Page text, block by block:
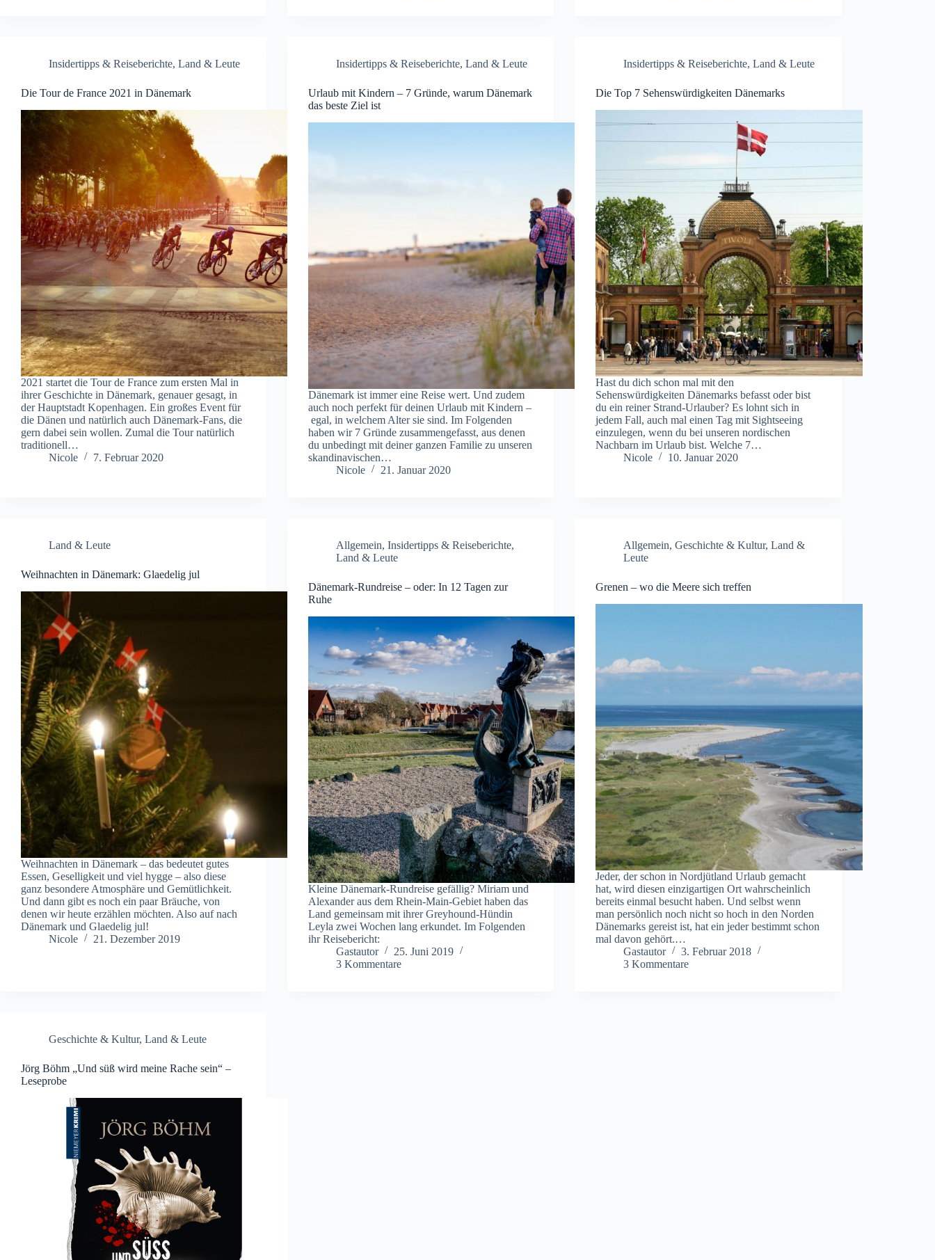
Insidertipps & Reiseberichte, Land & Leute
Die Tour de France 2021 in Dänemark
2021 startet die Tour de France zum ersten Mal in
ihrer Geschichte in Dänemark, genauer gesagt, in
der Hauptstadt Kopenhagen. Ein großes Event für
die Dänen und natürlich auch Dänemark-Fans, die
gern dabei sein wollen. Zumal die Tour natürlich
traditionell…
Nicole
7. Februar 2020
Insidertipps & Reiseberichte,Land & Leute
Urlaub mit Kindern – 7 Gründe, warum Dänemark
das beste Ziel ist
Dänemark ist immer eine Reise wert. Und zudem
auch noch perfekt für deinen Urlaub mit Kindern –
egal, in welchem Alter sie sind. Im Folgenden
haben wir 7 Gründe zusammengefasst, aus denen
du unbedingt mit deiner ganzen Familie zu unseren
skandinavischen…
Nicole
21. Januar 2020
Insidertipps & Reiseberichte,Land & Leute
Die Top 7 Sehenswürdigkeiten Dänemarks
Hast du dich schon mal mit den
Sehenswürdigkeiten Dänemarks befasst oder bist
du ein reiner Strand-Urlauber? Es lohnt sich in
jedem Fall, auch mal einen Tag mit Sightseeing
einzulegen, wenn du bei unseren nordischen
Nachbarn im Urlaub bist. Welche 7…
Nicole
10. Januar 2020
Land & Leute
Weihnachten in Dänemark: Glaedelig jul
Weihnachten in Dänemark – das bedeutet gutes
Essen, Geselligkeit und viel hygge – also diese
ganz besondere Atmosphäre und Gemütlichkeit.
Und dann gibt es noch ein paar Bräuche, von
denen wir heute erzählen möchten. Also auf nach
Dänemark und Glaedelig jul!
Nicole
21. Dezember 2019
Allgemein,Insidertipps & Reiseberichte,
Land & Leute
Dänemark-Rundreise – oder: In 12 Tagen zur
Ruhe
Kleine Dänemark-Rundreise gefällig? Miriam und
Alexander aus dem Rhein-Main-Gebiet haben das
Land gemeinsam mit ihrer Greyhound-Hündin
Leyla zwei Wochen lang erkundet. Im Folgenden
ihr Reisebericht:
Gastautor
25. Juni 2019
3 Kommentare
Allgemein,Geschichte & Kultur,Land &
Leute
Grenen – wo die Meere sich treffen
Jeder, der schon in Nordjütland Urlaub gemacht
hat, wird diesen einzigartigen Ort wahrscheinlich
bereits einmal besucht haben. Und selbst wenn
man persönlich noch nicht so hoch in den Norden
Dänemarks gereist ist, hat ein jeder bestimmt schon
mal davon gehört.…
Gastautor
3. Februar 2018
3 Kommentare
Geschichte & Kultur, Land & Leute
Jörg Böhm „Und süß wird meine Rache sein“ –
Leseprobe